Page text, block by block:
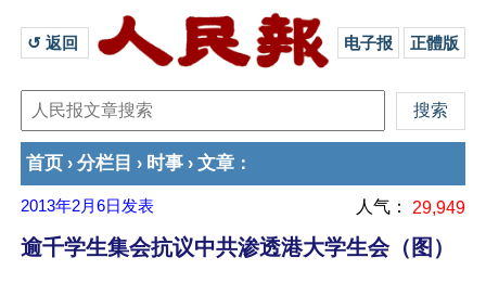
↺ 返回 电子报 正體版
首页 › 分栏目 › 时事 › 文章 ：
2013年2月6日 发表 人气： 29,949
逾千学生集会抗议中共渗透港大学生会（图）